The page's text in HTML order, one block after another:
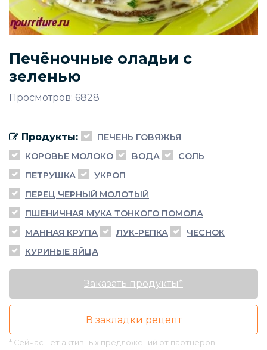
Печёночные оладьи с
зеленью
Просмотров: 6828
Продукты:
ПЕЧЕНЬ ГОВЯЖЬЯ
КОРОВЬЕ МОЛОКО
ВОДА
СОЛЬ
ПЕТРУШКА
УКРОП
ПЕРЕЦ ЧЕРНЫЙ МОЛОТЫЙ
ПШЕНИЧНАЯ МУКА ТОНКОГО ПОМОЛА
МАННАЯ КРУПА
ЛУК-РЕПКА
ЧЕСНОК
КУРИНЫЕ ЯЙЦА
Заказать продукты*
В закладки рецепт
* Сейчас нет активных предложений от партнёров